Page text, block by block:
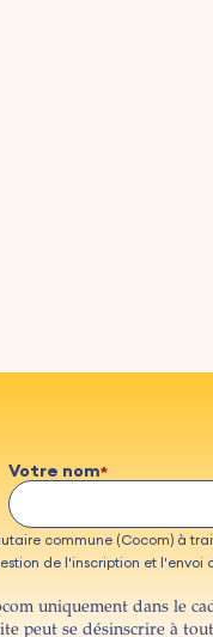
Votre nom
commune (Cocom) à
de l'inscription et l'envoi
uniquement dans le
peut se désinscrire à